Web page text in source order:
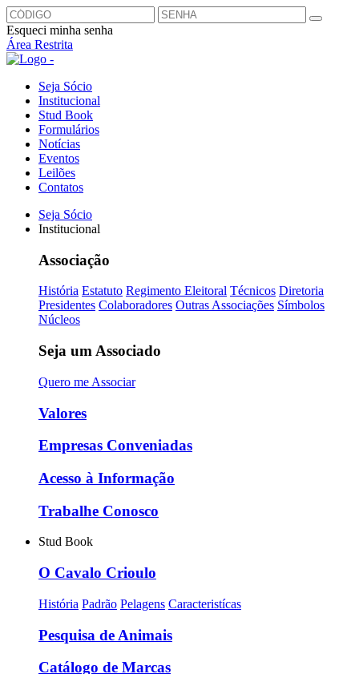
Esqueci minha senha
Área Restrita
Seja Sócio
Institucional
Stud Book
Formulários
Notícias
Eventos
Leilões
Contatos
Seja Sócio
Institucional
Associação
História Estatuto Regimento Eleitoral Técnicos Diretoria
Presidentes Colaboradores Outras Associações Símbolos
Núcleos
Seja um Associado
Quero me Associar
Valores
Empresas Conveniadas
Acesso à Informação
Trabalhe Conosco
Stud Book
O Cavalo Crioulo
História Padrão Pelagens Caracteristícas
Pesquisa de Animais
Catálogo de Marcas